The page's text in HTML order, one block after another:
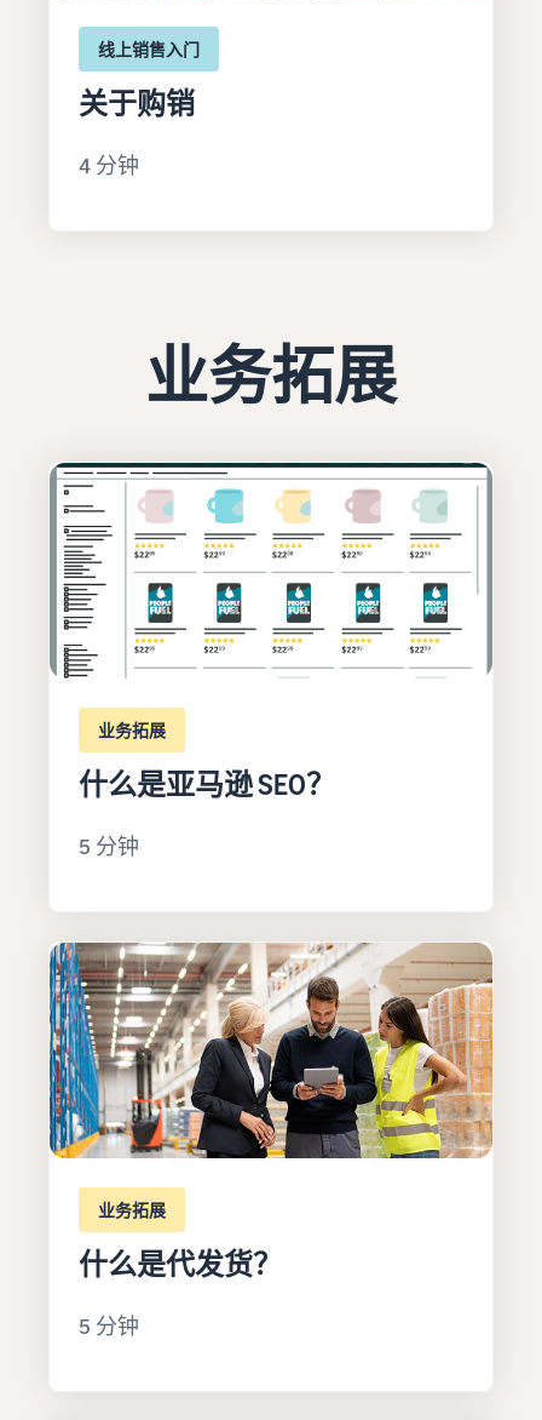
线上销售入门
关于购销
4 分钟
业务拓展
业务拓展
什么是亚马逊 SEO？
5 分钟
业务拓展
什么是代发货？
5 分钟